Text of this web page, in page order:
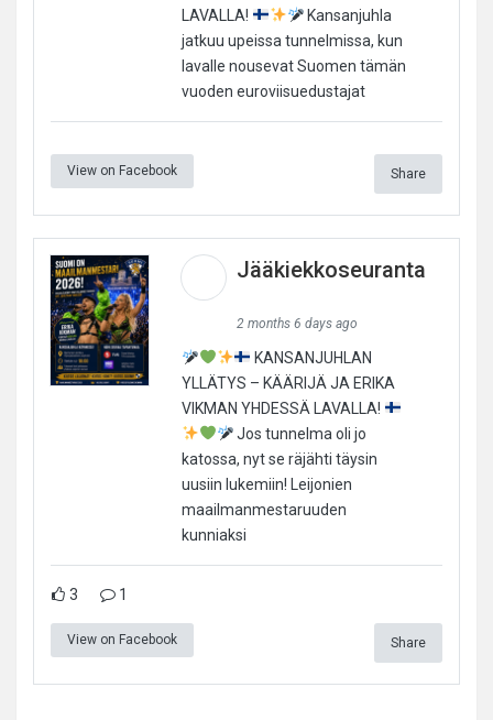
LAVALLA!
Kansanjuhla
jatkuu upeissa tunnelmissa, kun
lavalle nousevat Suomen tämän
vuoden euroviisuedustajat
View on Facebook Share
Jääkiekkoseuranta
2 months 6 days ago
KANSANJUHLAN
YLLÄTYS – KÄÄRIJÄ JA ERIKA
VIKMAN YHDESSÄ LAVALLA!
Jos tunnelma oli jo
katossa, nyt se räjähti täysin
uusiin lukemiin! Leijonien
maailmanmestaruuden
kunniaksi
3 1
View on Facebook Share